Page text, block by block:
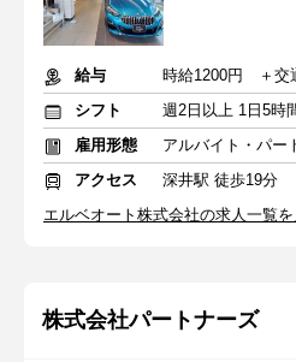
給与
時給1200円 ＋交
シフト
週2日以上 1日5時
雇用形態
アルバイト・パー
アクセス
深井駅 徒歩19分
エルベオート株式会社の求人一覧を
株式会社パートナーズ